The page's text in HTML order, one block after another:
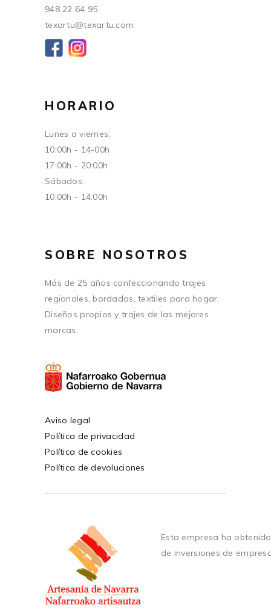
948 22 64 95
texartu@texartu.com
HORARIO
Lunes a viernes:
10:00h - 14-00h
17:00h - 20:00h
Sábados:
10:00h - 14:00h
SOBRE NOSOTROS
Más de 25 años confeccionando trajes
regionales, bordados, textiles para hogar.
Diseños propios y trajes de las mejores
marcas.
Aviso legal
Política de privacidad
Política de cookies
Política de devoluciones
Esta empresa ha
de inversiones de